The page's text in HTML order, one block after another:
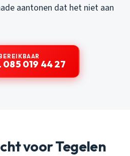
aantonen dat het niet aan
085 019 44 27
voor Tegelen